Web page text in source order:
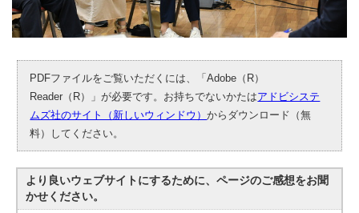
PDFファイルをご覧いただくには、「Adobe（R）
Reader（R）」が必要です。お持ちでないかたはアドビシステ
ムズ社のサイト（新しいウィンドウ）からダウンロード（無
料）してください。
より良いウェブサイトにするために、ページのご感想をお聞
かせください。